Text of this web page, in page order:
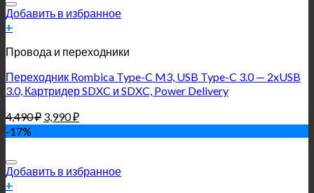
Добавить в избранное
+
Провода и переходники
Переходник Rombica Type-C M3, USB Type-C 3.0 — 2xUSB
3.0, Картридер SDXC и SDXC, Power Delivery
4,490₽ 3,990₽
-17%
Добавить в избранное
+